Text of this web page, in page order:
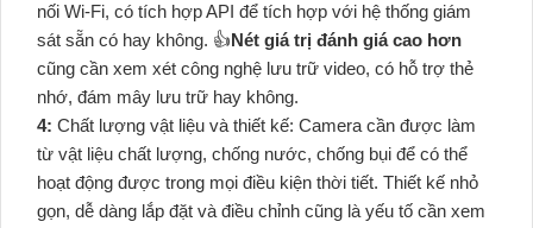
nối Wi-Fi, có tích hợp API để tích hợp với hệ thống giám
sát sẵn có hay không. 👍Nét giá trị đánh giá cao hơn
cũng cần xem xét công nghệ lưu trữ video, có hỗ trợ thẻ
nhớ, đám mây lưu trữ hay không.
4: Chất lượng vật liệu và thiết kế: Camera cần được làm
từ vật liệu chất lượng, chống nước, chống bụi để có thể
hoạt động được trong mọi điều kiện thời tiết. Thiết kế nhỏ
gọn, dễ dàng lắp đặt và điều chỉnh cũng là yếu tố cần xem